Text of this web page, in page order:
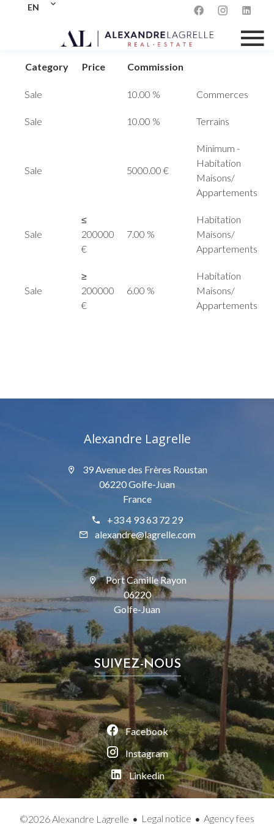
EN
Our fees
Category Price Commission
Sale 10.00 % Commerces
Sale 10.00 % Terrains
Sale 5000.00 €
Minimum -
Habitation
Maisons/
Appartements
Sale
≤
200000
€
7.00 %
Habitation
Maisons/
Appartements
Sale
≥
200000
€
6.00 %
Habitation
Maisons/
Appartements
Alexandre Lagrelle
39 Avenue des Frères Roustan
06220 Golfe-Juan
France
+33 4 93 63 72 29
alexandre@lagrelle.com
Port Camille Rayon
06220
Golfe-Juan
SUIVEZ-NOUS
Facebook
Instagram
Linkedin
©2026 Alexandre Lagrelle Legal notice Agency fees